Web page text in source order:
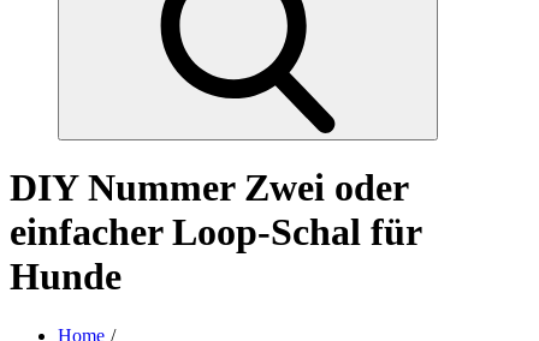
DIY Nummer Zwei oder
einfacher Loop-Schal für
Hunde
Home